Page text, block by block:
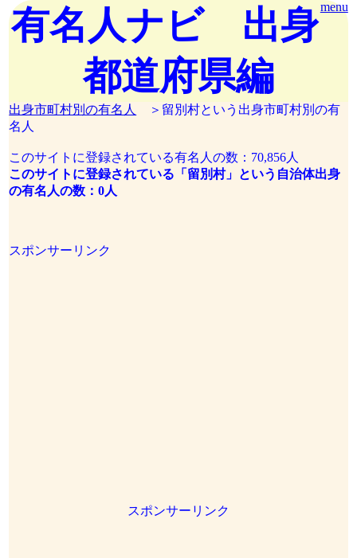
menu
有名人ナビ 出身
都道府県編
出身市町村別の有名人
＞留別村という出身市町村別の有
名人
このサイトに登録されている有名人の数：70,856人
このサイトに登録されている「留別村」という自治体出身
の有名人の数：0人
スポンサーリンク
スポンサーリンク